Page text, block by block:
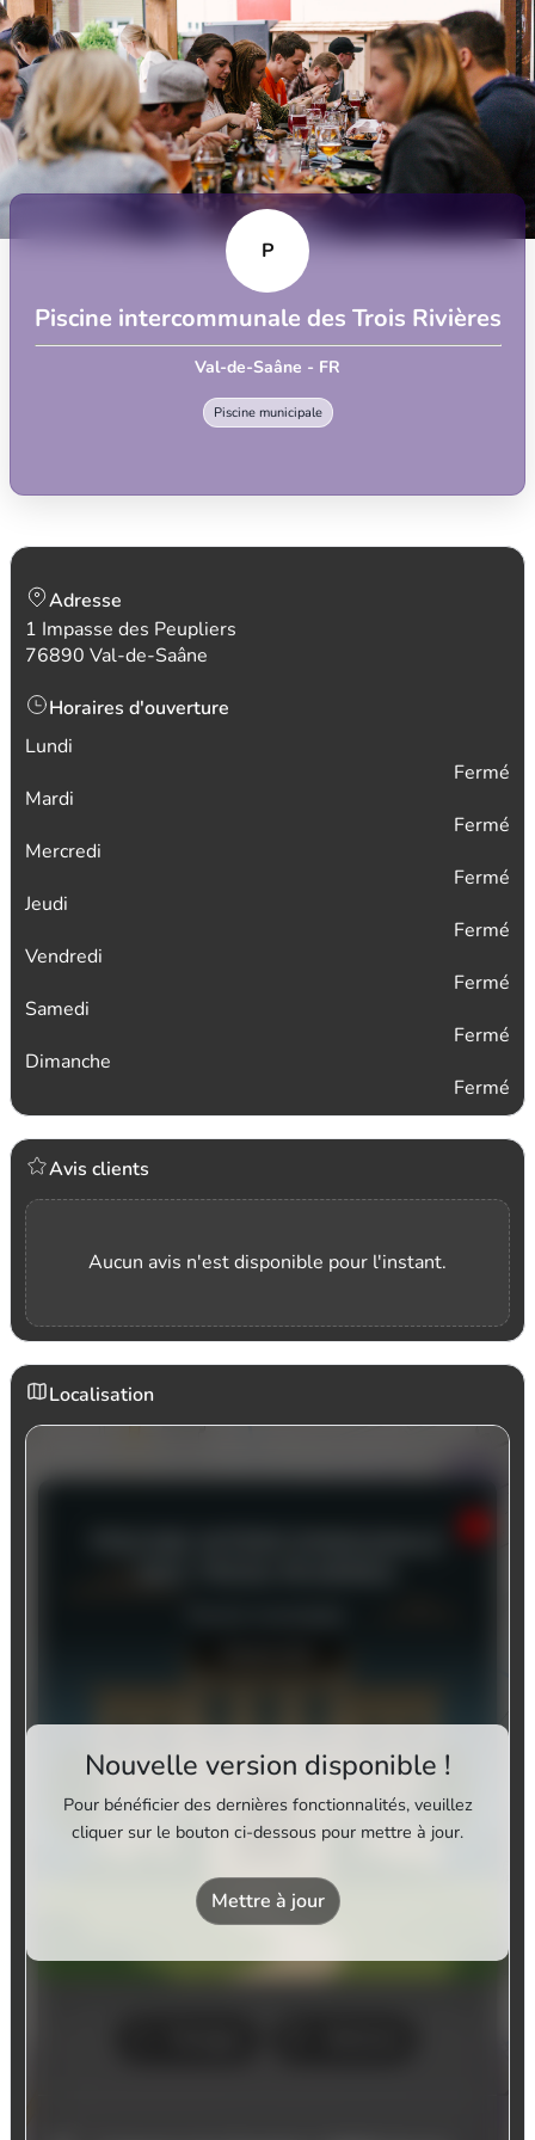
P
Piscine intercommunale des Trois Rivières
Val-de-Saâne - FR
Piscine municipale
Adresse
1 Impasse des Peupliers
76890 Val-de-Saâne
Horaires d'ouverture
Lundi
Fermé
Mardi
Fermé
Mercredi
Fermé
Jeudi
Fermé
Vendredi
Fermé
Samedi
Fermé
Dimanche
Fermé
Avis clients
Aucun avis n'est disponible pour l'instant.
Localisation